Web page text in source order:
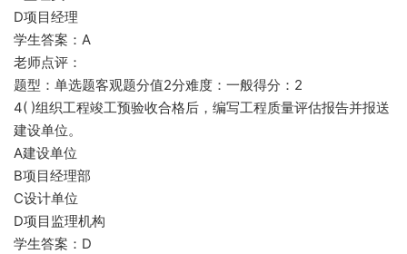
D项目经理
学生答案：A
老师点评：
题型：单选题客观题分值2分难度：一般得分：2
4( )组织工程竣工预验收合格后，编写工程质量评估报告并报送
建设单位。
A建设单位
B项目经理部
C设计单位
D项目监理机构
学生答案：D